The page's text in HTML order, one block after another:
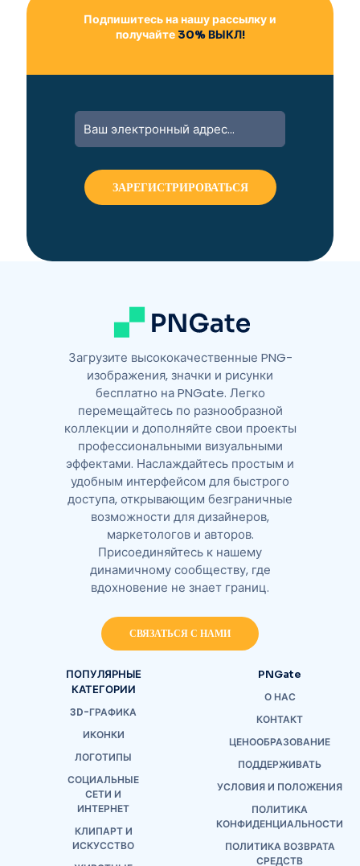
Подпишитесь на нашу рассылку и
получайте30% ВЫКЛ!
Загрузите высококачественные PNG-
изображения, значки и рисунки
бесплатно на PNGate. Легко
перемещайтесь по разнообразной
коллекции и дополняйте свои проекты
профессиональными визуальными
эффектами. Наслаждайтесь простым и
удобным интерфейсом для быстрого
доступа, открывающим безграничные
возможности для дизайнеров,
маркетологов и авторов.
Присоединяйтесь к нашему
динамичному сообществу, где
вдохновение не знает границ.
СВЯЗАТЬСЯ С НАМИ
ПОПУЛЯРНЫЕ
КАТЕГОРИИ
3D-ГРАФИКА
ИКОНКИ
ЛОГОТИПЫ
СОЦИАЛЬНЫЕ
СЕТИ И
ИНТЕРНЕТ
КЛИПАРТ И
ИСКУССТВО
PNGate
О НАС
КОНТАКТ
ЦЕНООБРАЗОВАНИЕ
ПОДДЕРЖИВАТЬ
УСЛОВИЯ И ПОЛОЖЕНИЯ
ПОЛИТИКА
КОНФИДЕНЦИАЛЬНОСТИ
ПОЛИТИКА ВОЗВРАТА
СРЕДСТВ